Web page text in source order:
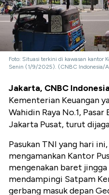
Foto: Situasi terkini di kawasan kantor
Senin (1/9/2025). (CNBC Indonesia/
Jakarta, CNBC
Kementerian Keuangan
Wahidin Raya No.1, Pasar
Jakarta Pusat, turut
Pasukan TNI yang hari
mengamankan Kantor
mengenakan baret
mendampingi Satpam
gerbang masuk depan